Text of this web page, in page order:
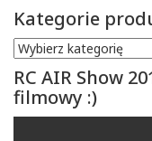
Kategorie
RC AIR Show
filmowy :)